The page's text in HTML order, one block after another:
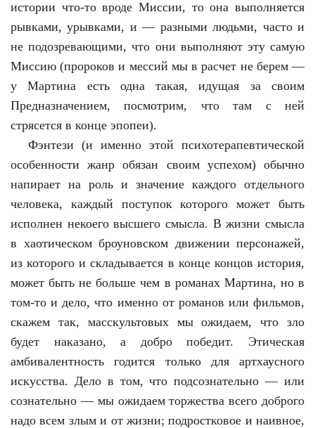
истории что-то вроде Миссии, то она выполняется
рывками, урывками, и — разными людьми, часто и
не подозревающими, что они выполняют эту самую
Миссию (пророков и мессий мы в расчет не берем —
у Мартина есть одна такая, идущая за своим
Предназначением, посмотрим, что там с ней
стрясется в конце эпопеи).
Фэнтези (и именно этой психотерапевтической
особенности жанр обязан своим успехом) обычно
напирает на роль и значение каждого отдельного
человека, каждый поступок которого может быть
исполнен некоего высшего смысла. В жизни смысла
в хаотическом броуновском движении персонажей,
из которого и складывается в конце концов история,
может быть не больше чем в романах Мартина, но в
том-то и дело, что именно от романов или фильмов,
скажем так, масскультовых мы ожидаем, что зло
будет наказано, а добро победит. Этическая
амбивалентность годится только для артхаусного
искусства. Дело в том, что подсознательно — или
сознательно — мы ожидаем торжества всего доброго
надо всем злым и от жизни; подростковое и наивное,